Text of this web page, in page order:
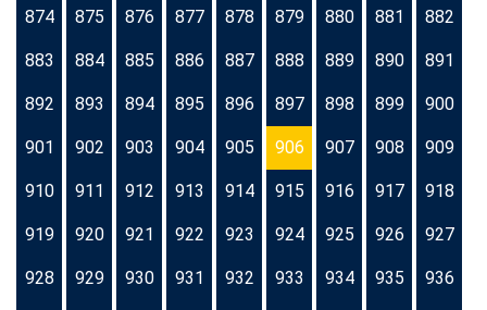
874 875 876 877 878 879 880 881 882
883 884 885 886 887 888 889 890 891
892 893 894 895 896 897 898 899 900
901 902 903 904 905 906 907 908 909
910 911 912 913 914 915 916 917 918
919 920 921 922 923 924 925 926 927
928 929 930 931 932 933 934 935 936